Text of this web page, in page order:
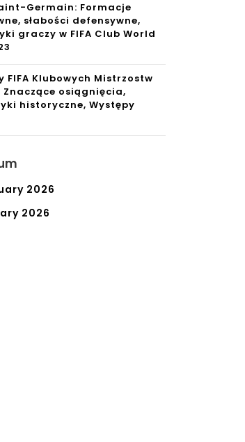
Germain: Formacje
słabości defensywne,
graczy w FIFA Club World
FIFA Klubowych Mistrzostw
Znaczące osiągnięcia,
historyczne, Występy
2026
2026